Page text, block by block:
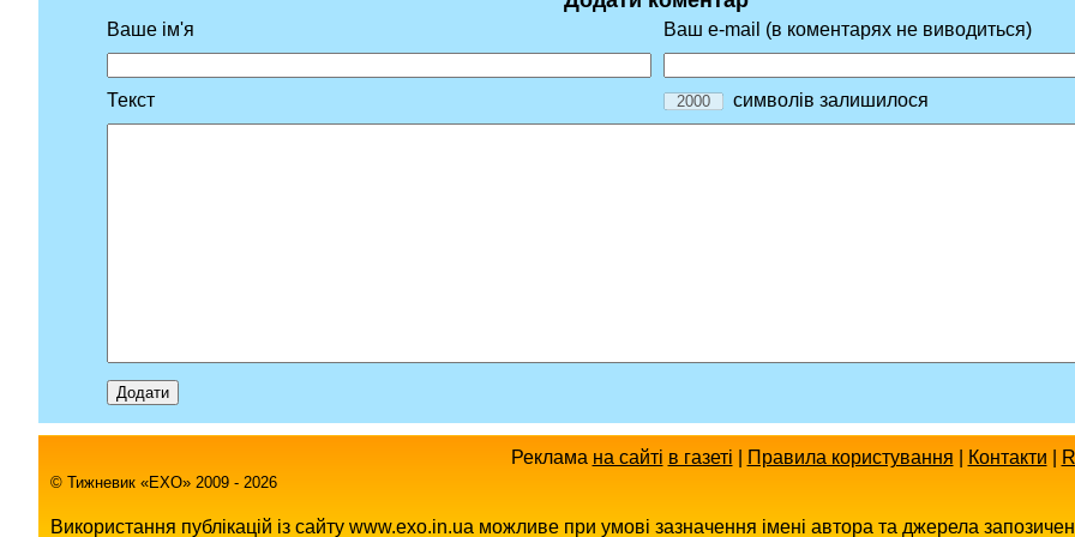
Ваше ім'я Ваш e-mail (в коментарях не виводиться)
Текст символів залишилося
Реклама на сайті в газеті Правила користування Контакти
© Тижневик «EХO» 2009 - 2026
Використання публікацій із сайту www.exo.in.ua можливе при умові зазначення імені автора та джерела